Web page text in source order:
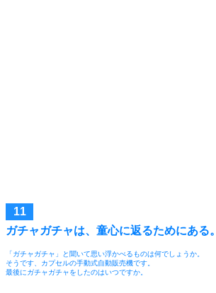
ガチャガチャは、童心に返るためにある。
「ガチャガチャ」と聞いて思い浮かべるものは何でしょうか。
そうです、カプセルの手動式自動販売機です。
最後にガチャガチャをしたのはいつですか。